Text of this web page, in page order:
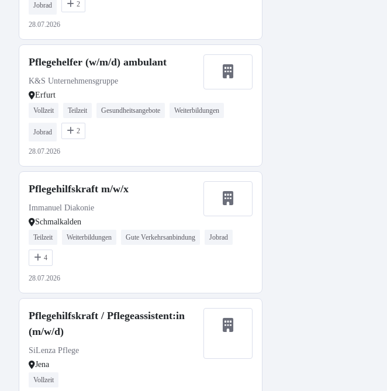
Jobrad 2
28.07.2026
Pflegehelfer (w/m/d) ambulant
K&S Unternehmensgruppe
Erfurt
Vollzeit Teilzeit Gesundheitsangebote Weiterbildungen
Jobrad 2
28.07.2026
Pflegehilfskraft m/w/x
Immanuel Diakonie
Schmalkalden
Teilzeit Weiterbildungen Gute Verkehrsanbindung Jobrad
4
28.07.2026
Pflegehilfskraft / Pflegeassistent:in
(m/w/d)
SiLenza Pflege
Jena
Vollzeit